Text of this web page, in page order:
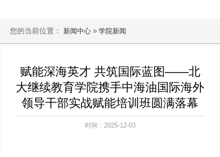
您的当前位置： 新闻中心 » 学院新闻
赋能深海英才 共筑国际蓝图——北
大继续教育学院携手中海油国际海外
领导干部实战赋能培训班圆满落幕
时间：2025-12-03